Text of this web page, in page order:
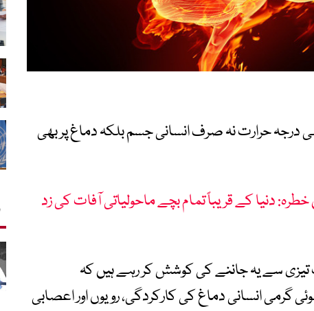
درجہ حرارت نہ صرف انسانی جسم بلکہ دماغ پر بھی
دنیا کے قریباً تمام بچے ماحولیاتی آفات کی زد
سے یہ جاننے کی کوشش کر رہے ہیں کہ
گرمی انسانی دماغ کی کارکردگی، رویوں اور اعصابی